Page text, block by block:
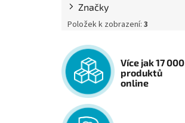
Značky
Položek k zobrazení: 3
Více jak 17 000
produktů
online